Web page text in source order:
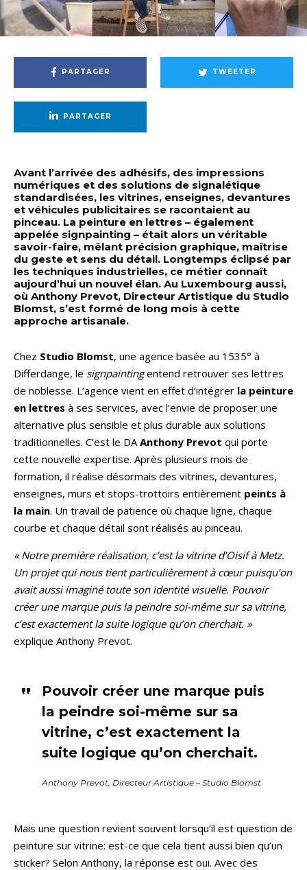
PARTAGER TWEETER
PARTAGER
Avant l’arrivée des adhésifs, des impressions
numériques et des solutions de signalétique
standardisées, les vitrines, enseignes, devantures
et véhicules publicitaires se racontaient au
pinceau. La peinture en lettres – également
appelée signpainting – était alors un véritable
savoir-faire, mêlant précision graphique, maîtrise
du geste et sens du détail. Longtemps éclipsé par
les techniques industrielles, ce métier connaît
aujourd’hui un nouvel élan. Au Luxembourg aussi,
où Anthony Prevot, Directeur Artistique du Studio
Blomst, s’est formé de long mois à cette
approche artisanale.
Chez Studio Blomst, une agence basée au 1535° à
Differdange, le signpaintingentend retrouver ses lettres
de noblesse. L’agence vient en effet d’intégrer la peinture
en lettres à ses services, avec l’envie de proposer une
alternative plus sensible et plus durable aux solutions
traditionnelles. C’est le DA Anthony Prevot qui porte
cette nouvelle expertise. Après plusieurs mois de
formation, il réalise désormais des vitrines, devantures,
enseignes, murs et stops-trottoirs entièrement peints à
la main. Un travail de patience où chaque ligne, chaque
courbe et chaque détail sont réalisés au pinceau.
« Notre première réalisation, c’est la vitrine d’Oisif à Metz.
Un projet qui nous tient particulièrement à cœur puisqu’on
avait aussi imaginé toute son identité visuelle. Pouvoir
créer une marque puis la peindre soi-même sur sa vitrine,
c’est exactement la suite logique qu’on cherchait. »
explique Anthony Prevot.
Pouvoir créer une marque puis
la peindre soi-même sur sa
vitrine, c’est exactement la
suite logique qu’on cherchait.
Anthony Prevot, Directeur Artistique – Studio Blomst
Mais une question revient souvent lorsqu’il est question de
peinture sur vitrine: est-ce que cela tient aussi bien qu’un
sticker? Selon Anthony, la réponse est oui. Avec des